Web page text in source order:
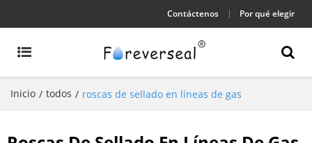
Contáctenos Por qué elegir
Inicio / todos / roscas de sellado en líneas de gas